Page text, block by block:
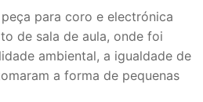
para coro e electrónica
de sala de aula, onde foi
ambiental, a igualdade de
a forma de pequenas